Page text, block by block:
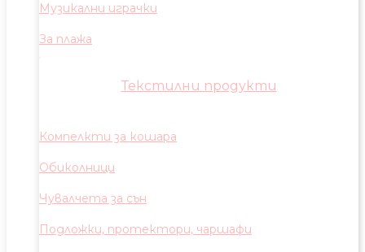
Музикални играчки
За плажа
Текстилни продукти
Компелкти за кошара
Обиколници
Чувалчета за сън
Подложки, протектори, чаршафи